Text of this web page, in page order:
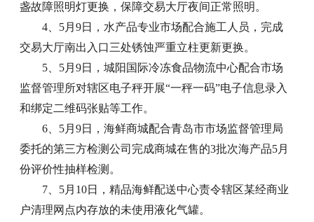
盏故障照明灯更换，保障交易大厅夜间正常照明。
4、5月9日，水产品专业市场配合施工人员，完成
交易大厅南出入口三处锈蚀严重立柱更新更换。
5、5月9日，城阳国际冷冻食品物流中心配合市场
监督管理所对辖区电子秤开展“一秤一码”电子信息录入
和绑定二维码张贴等工作。
6、5月9日，海鲜商城配合青岛市市场监督管理局
委托的第三方检测公司完成商城在售的3批次海产品5月
份评价性抽样检测。
7、5月10日，精品海鲜配送中心责令辖区某经商业
户清理网点内存放的未使用液化气罐。